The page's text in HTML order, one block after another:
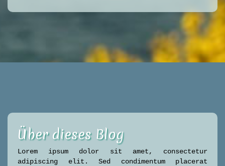
Über dieses Blog
Lorem ipsum dolor sit amet, consectetur
adipiscing elit. Sed condimentum placerat